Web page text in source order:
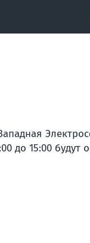
до 15:00 будут